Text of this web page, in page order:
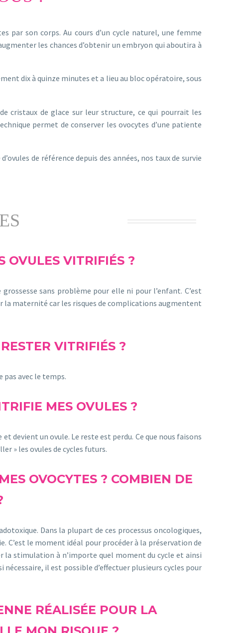
par son corps. Au cours d’un cycle naturel, une femme
les chances d’obtenir un embryon qui aboutira à
dix à quinze minutes et a lieu au bloc opératoire, sous
cristaux de glace sur leur structure, ce qui pourrait les
permet de conserver les ovocytes d’une patiente
de référence depuis des années, nos taux de survie
OVULES VITRIFIÉS ?
sans problème pour elle ni pour l’enfant. C’est
la maternité car les risques de complications augmentent
VITRIFIÉS ?
avec le temps.
MES OVULES ?
devient un ovule. Le reste est perdu. Ce que nous faisons
» les ovules de cycles futurs.
OVOCYTES ? COMBIEN DE
Dans la plupart de ces processus oncologiques,
C’est le moment idéal pour procéder à la préservation de
la stimulation à n’importe quel moment du cycle et ainsi
il est possible d’effectuer plusieurs cycles pour
RÉALISÉE POUR LA